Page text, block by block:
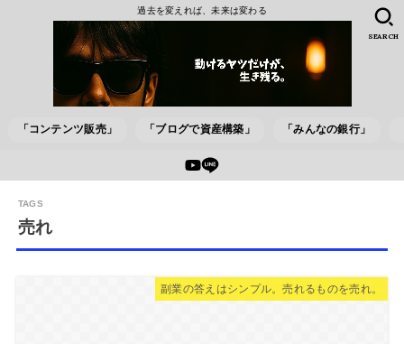
過去を変えれば、未来は変わる
「コンテンツ販売」 「ブログで資産構築」 「みんなの銀行」
SEARCH
売れ
副業の答えはシンプル。売れるものを売れ。